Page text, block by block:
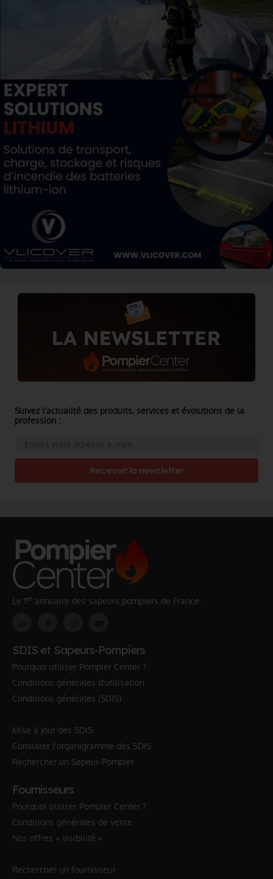
Suivez l'actualité des produits, services et évolutions de la
profession :
Recevoir la newsletter
Le 1er annuaire des sapeurs pompiers de France.
SDIS et Sapeurs-Pompiers
Pourquoi utiliser Pompier Center ?
Conditions générales d'utilisation
Conditions générales (SDIS)
Mise à jour des SDIS
Consulter l'organigramme des SDIS
Rechercher un Sapeur-Pompier
Fournisseurs
Pourquoi utiliser Pompier Center ?
Conditions générales de vente
Nos offres « visibilité »
Rechercher un fournisseur